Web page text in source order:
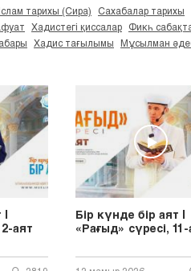
Костанай
Кызылорда
Павлодар
Тараз
Туркестан
Уральск
Усть-Каменогорск
Шымкент
тарихы (Сира)
Сахабалар тарихы
Хадистегі қиссалар
Фикһ
Хадис тағылымы
Мұсылман
|
аят
Бір күнде бір аят |
«Рағыд» сүресі, 11-